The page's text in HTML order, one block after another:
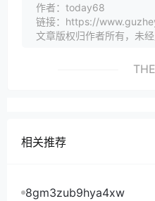
cloudcone充值
点击右上角的头像，选
funds，这里就可以充值
作者：today68
链接：https://
文章版权归作者所有，未经
相关推荐
8gm3zub9hya4xw